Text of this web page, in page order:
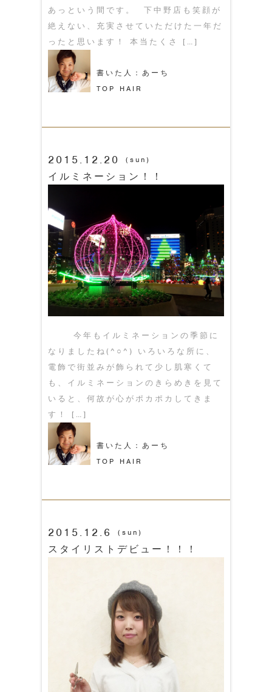
あっという間です。 下中野店も笑顔が
絶えない、充実させていただけた一年だ
ったと思います！ 本当たくさ […]
書いた人：あーち
TOP HAIR
2015.12.20 (sun)
イルミネーション！！
今年もイルミネーションの季節に
なりましたね(^○^) いろいろな所に、
電飾で街並みが飾られて少し肌寒くて
も、イルミネーションのきらめきを見て
いると、何故が心がポカポカしてきま
す！ […]
書いた人：あーち
TOP HAIR
2015.12.6 (sun)
スタイリストデビュー！！！